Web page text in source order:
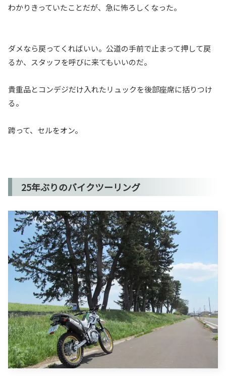
わかりきっていたことだが、急に怖ろしくなった。
ダメなら戻ってくればいい。公道の手前で止まって押して戻
るか、スタッフを呼びに来てもいいのだ。
貴重品とコンデジだけ入れたリュックを後部座席に括りつけ
る。
跨って、セルをオン。
25年ぶりのバイクツーリング